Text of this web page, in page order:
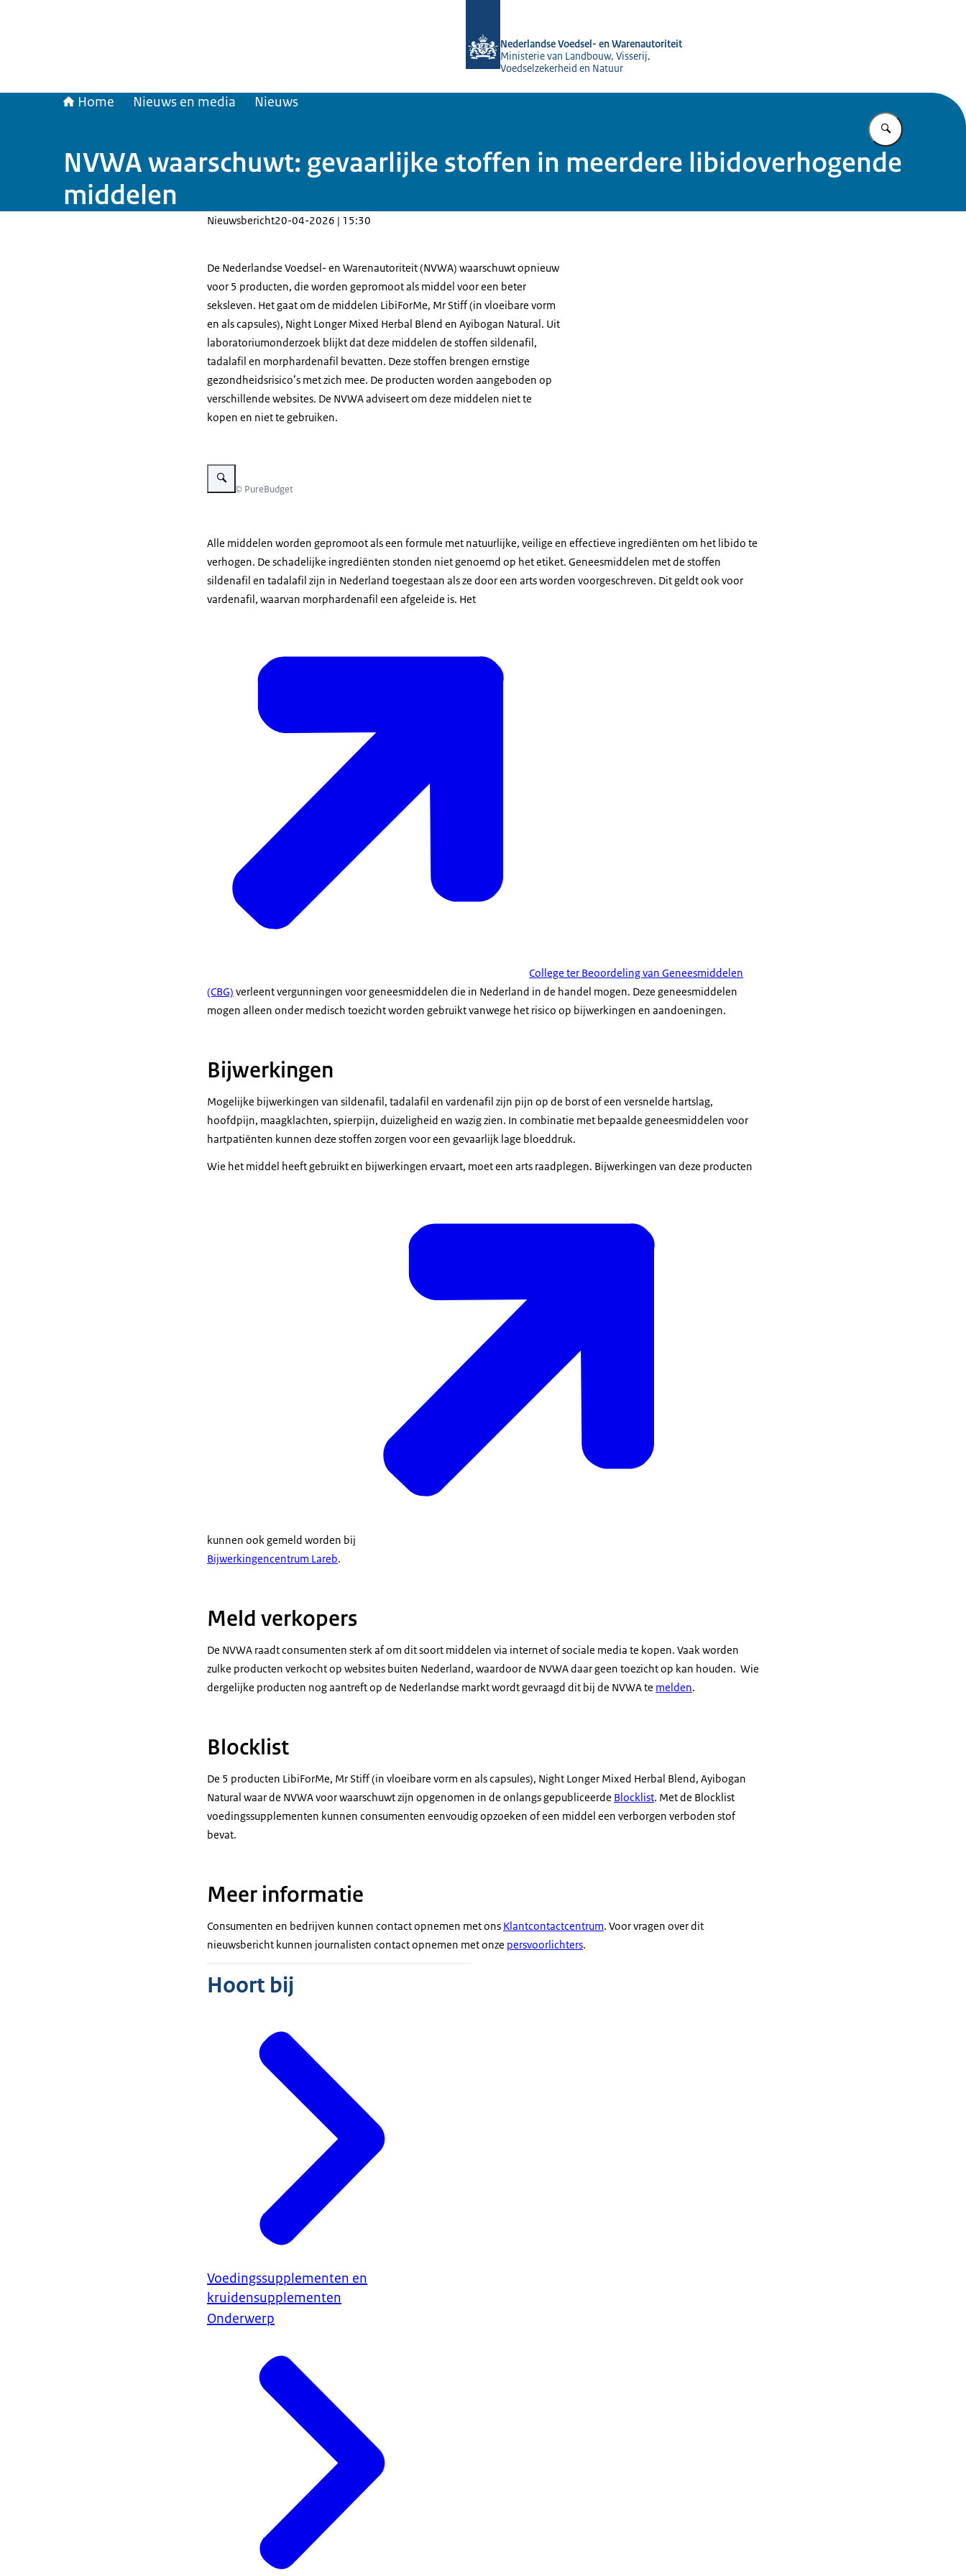
Nederlandse Voedsel- en Warenautoriteit
Ministerie van Landbouw, Visserij,
Voedselzekerheid en Natuur
Home Nieuws en media Nieuws
Vul in wat u
NVWA waarschuwt: gevaarlijke stoffen in meerdere libidoverhogende
middelen
Nieuwsbericht20-04-2026 | 15:30
De Nederlandse Voedsel- en Warenautoriteit (NVWA) waarschuwt opnieuw
voor 5 producten, die worden gepromoot als middel voor een beter
seksleven. Het gaat om de middelen LibiForMe, Mr Stiff (in vloeibare vorm
en als capsules), Night Longer Mixed Herbal Blend en Ayibogan Natural. Uit
laboratoriumonderzoek blijkt dat deze middelen de stoffen sildenafil,
tadalafil en morphardenafil bevatten. Deze stoffen brengen ernstige
gezondheidsrisico’s met zich mee. De producten worden aangeboden op
verschillende websites. De NVWA adviseert om deze middelen niet te
kopen en niet te gebruiken.
Vergroot afbeelding Blauw-witte capsules
Beeld: © PureBudget
Alle middelen worden gepromoot als een formule met natuurlijke, veilige en effectieve ingrediënten om het libido te
verhogen. De schadelijke ingrediënten stonden niet genoemd op het etiket. Geneesmiddelen met de stoffen
sildenafil en tadalafil zijn in Nederland toegestaan als ze door een arts worden voorgeschreven. Dit geldt ook voor
vardenafil, waarvan morphardenafil een afgeleide is. Het
College ter Beoordeling van Geneesmiddelen
(CBG) verleent vergunningen voor geneesmiddelen die in Nederland in de handel mogen. Deze geneesmiddelen
mogen alleen onder medisch toezicht worden gebruikt vanwege het risico op bijwerkingen en aandoeningen.
Bijwerkingen
Mogelijke bijwerkingen van sildenafil, tadalafil en vardenafil zijn pijn op de borst of een versnelde hartslag,
hoofdpijn, maagklachten, spierpijn, duizeligheid en wazig zien. In combinatie met bepaalde geneesmiddelen voor
hartpatiënten kunnen deze stoffen zorgen voor een gevaarlijk lage bloeddruk.
Wie het middel heeft gebruikt en bijwerkingen ervaart, moet een arts raadplegen. Bijwerkingen van deze producten
kunnen ook gemeld worden bij
Bijwerkingencentrum Lareb.
Meld verkopers
De NVWA raadt consumenten sterk af om dit soort middelen via internet of sociale media te kopen. Vaak worden
zulke producten verkocht op websites buiten Nederland, waardoor de NVWA daar geen toezicht op kan houden. Wie
dergelijke producten nog aantreft op de Nederlandse markt wordt gevraagd dit bij de NVWA te melden.
Blocklist
De 5 producten LibiForMe, Mr Stiff (in vloeibare vorm en als capsules), Night Longer Mixed Herbal Blend, Ayibogan
Natural waar de NVWA voor waarschuwt zijn opgenomen in de onlangs gepubliceerde Blocklist. Met de Blocklist
voedingssupplementen kunnen consumenten eenvoudig opzoeken of een middel een verborgen verboden stof
bevat.
Meer informatie
Consumenten en bedrijven kunnen contact opnemen met ons Klantcontactcentrum. Voor vragen over dit
nieuwsbericht kunnen journalisten contact opnemen met onze persvoorlichters.
Hoort bij
Voedingssupplementen en
kruidensupplementen
Onderwerp